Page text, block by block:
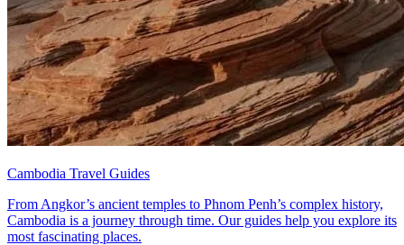
Cambodia Travel Guides
From Angkor’s ancient temples to Phnom Penh’s complex history,
Cambodia is a journey through time. Our guides help you explore its
most fascinating places.